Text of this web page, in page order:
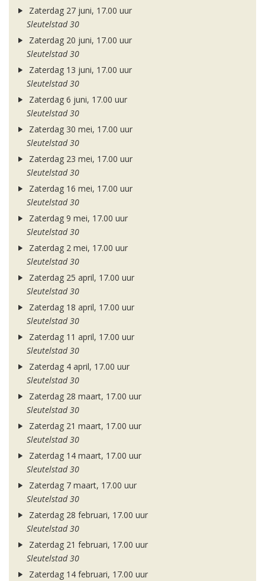
Zaterdag 27 juni, 17.00 uur
Sleutelstad 30
Zaterdag 20 juni, 17.00 uur
Sleutelstad 30
Zaterdag 13 juni, 17.00 uur
Sleutelstad 30
Zaterdag 6 juni, 17.00 uur
Sleutelstad 30
Zaterdag 30 mei, 17.00 uur
Sleutelstad 30
Zaterdag 23 mei, 17.00 uur
Sleutelstad 30
Zaterdag 16 mei, 17.00 uur
Sleutelstad 30
Zaterdag 9 mei, 17.00 uur
Sleutelstad 30
Zaterdag 2 mei, 17.00 uur
Sleutelstad 30
Zaterdag 25 april, 17.00 uur
Sleutelstad 30
Zaterdag 18 april, 17.00 uur
Sleutelstad 30
Zaterdag 11 april, 17.00 uur
Sleutelstad 30
Zaterdag 4 april, 17.00 uur
Sleutelstad 30
Zaterdag 28 maart, 17.00 uur
Sleutelstad 30
Zaterdag 21 maart, 17.00 uur
Sleutelstad 30
Zaterdag 14 maart, 17.00 uur
Sleutelstad 30
Zaterdag 7 maart, 17.00 uur
Sleutelstad 30
Zaterdag 28 februari, 17.00 uur
Sleutelstad 30
Zaterdag 21 februari, 17.00 uur
Sleutelstad 30
Zaterdag 14 februari, 17.00 uur